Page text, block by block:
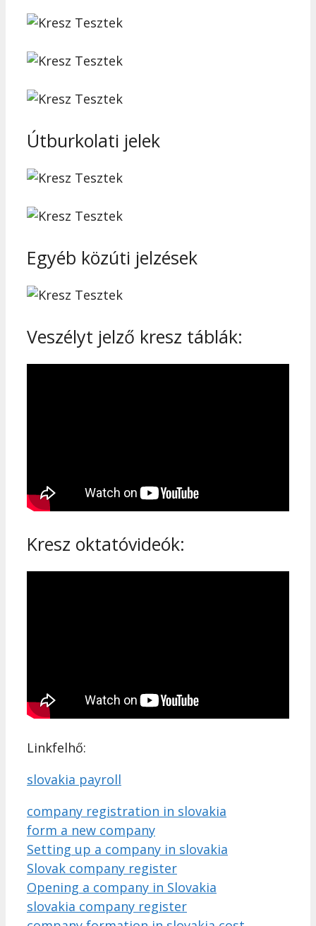
Útburkolati jelek
Egyéb közúti jelzések
Veszélyt jelző kresz táblák:
Kresz oktatóvideók:
Linkfelhő:
slovakia payroll
company registration in slovakia
form a new company
Setting up a company in slovakia
Slovak company register
Opening a company in Slovakia
slovakia company register